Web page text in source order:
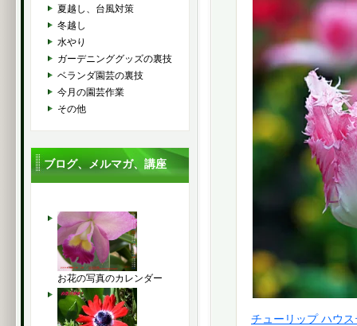
チューリップ ハウ
夏越し、台風対策
冬越し
水やり
ガーデニンググッズの裏技
ベランダ園芸の裏技
今月の園芸作業
その他
ブログ、メルマガ、講座
お花の写真のカレンダー